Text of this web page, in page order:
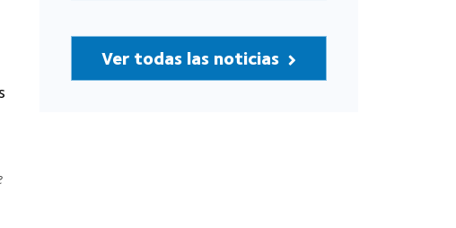
Ver todas las noticias